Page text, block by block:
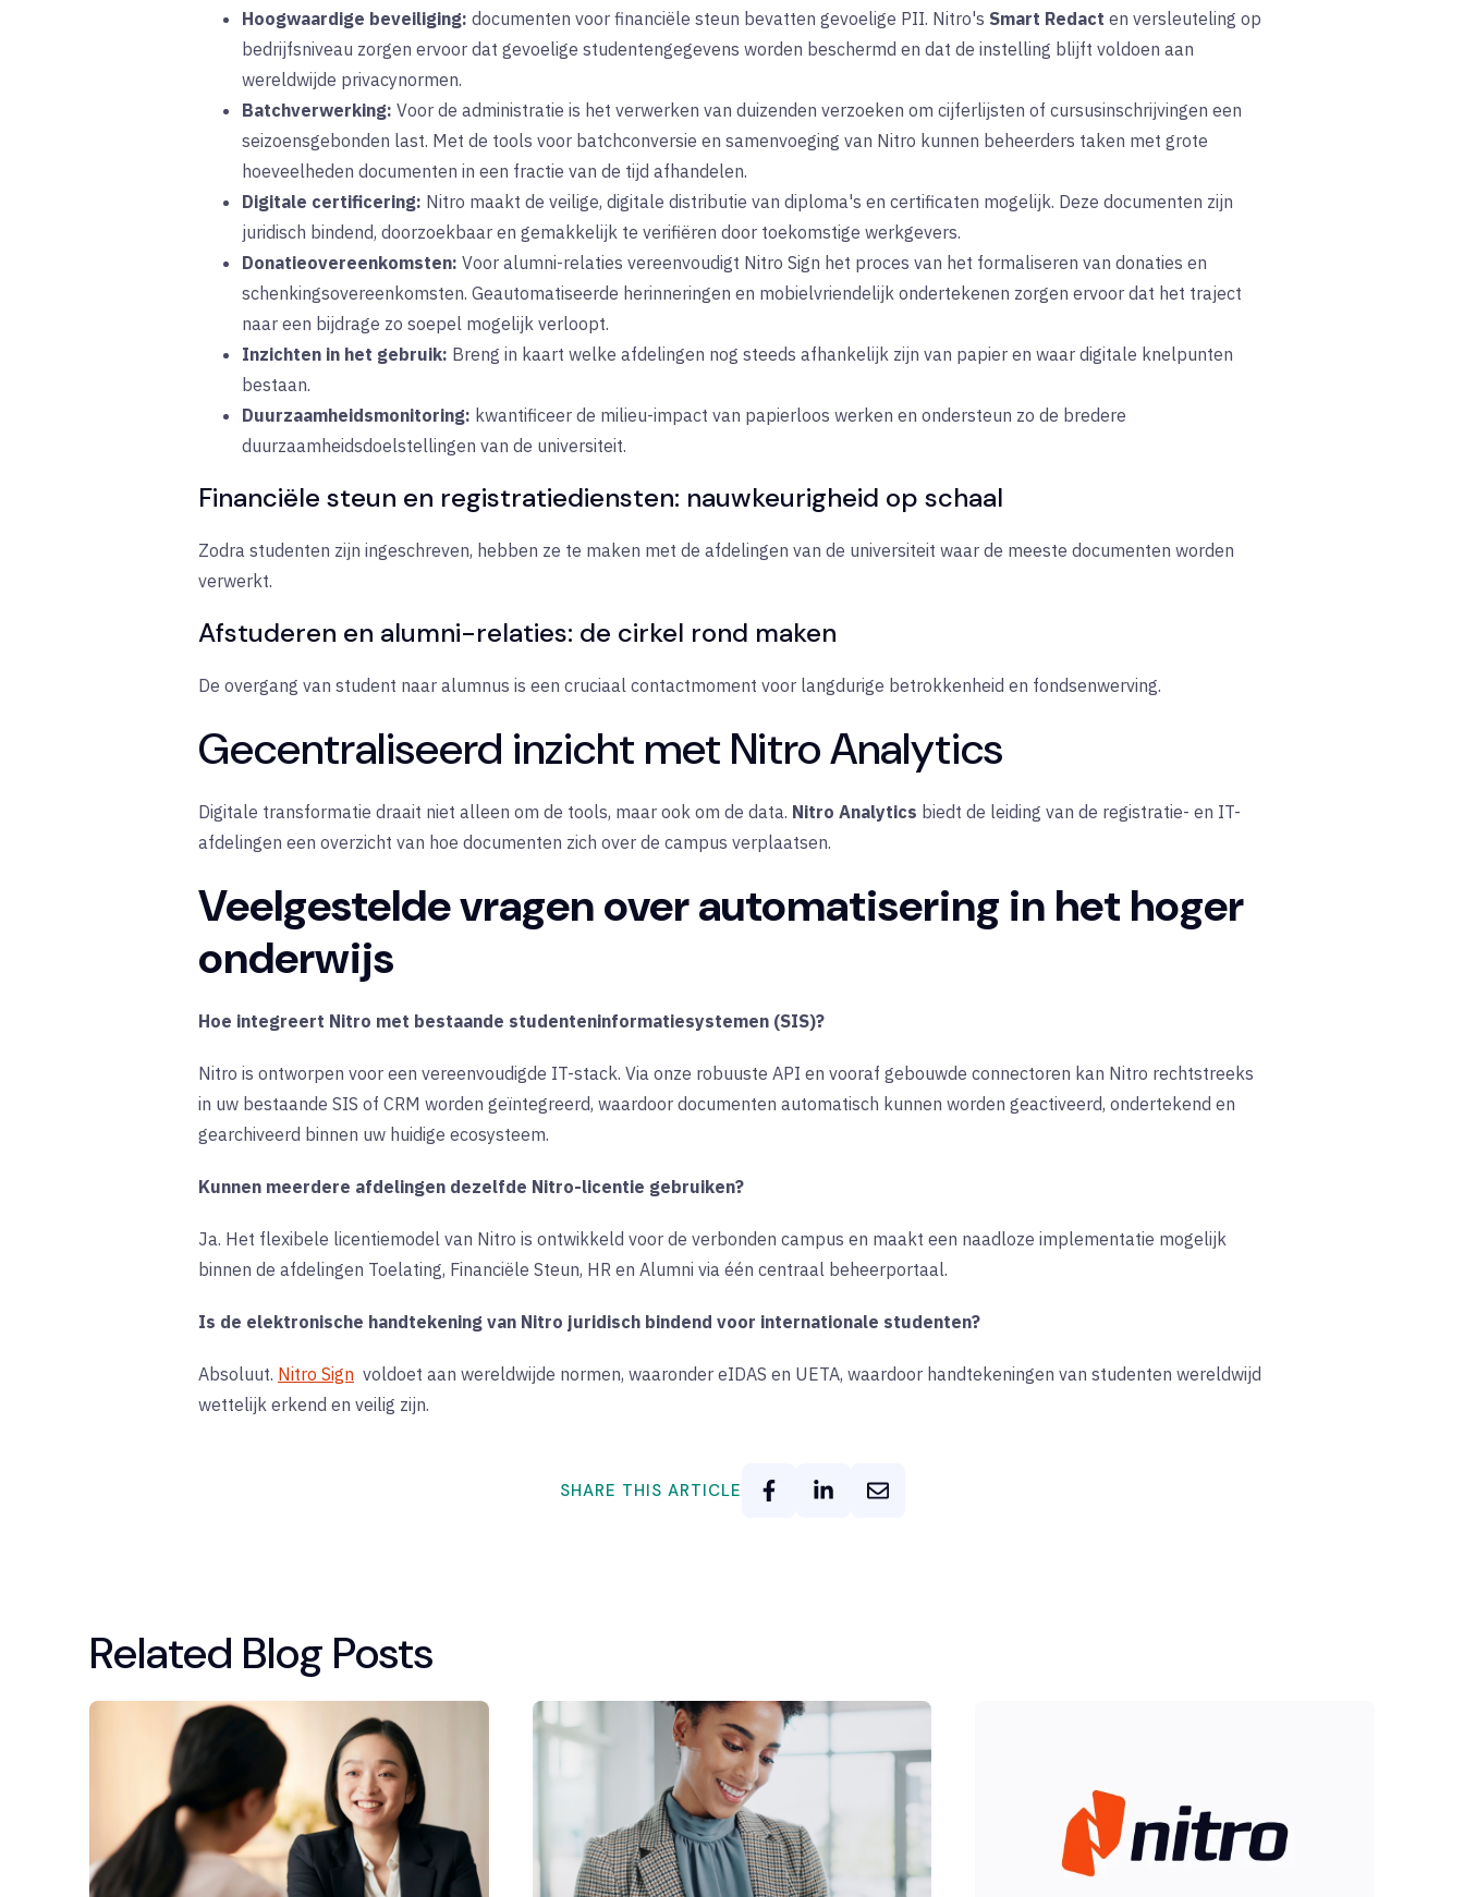
Hoogwaardige beveiliging: documenten voor financiële steun bevatten gevoelige PII. Nitro's Smart Redact en versleuteling op
bedrijfsniveau zorgen ervoor dat gevoelige studentengegevens worden beschermd en dat de instelling blijft voldoen aan
wereldwijde privacynormen.
Batchverwerking: Voor de administratie is het verwerken van duizenden verzoeken om cijferlijsten of cursusinschrijvingen een
seizoensgebonden last. Met de tools voor batchconversie en samenvoeging van Nitro kunnen beheerders taken met grote
hoeveelheden documenten in een fractie van de tijd afhandelen.
Digitale certificering: Nitro maakt de veilige, digitale distributie van diploma's en certificaten mogelijk. Deze documenten zijn
juridisch bindend, doorzoekbaar en gemakkelijk te verifiëren door toekomstige werkgevers.
Donatieovereenkomsten: Voor alumni-relaties vereenvoudigt Nitro Sign het proces van het formaliseren van donaties en
schenkingsovereenkomsten. Geautomatiseerde herinneringen en mobielvriendelijk ondertekenen zorgen ervoor dat het traject
naar een bijdrage zo soepel mogelijk verloopt.
Inzichten in het gebruik: Breng in kaart welke afdelingen nog steeds afhankelijk zijn van papier en waar digitale knelpunten
bestaan.
Duurzaamheidsmonitoring: kwantificeer de milieu-impact van papierloos werken en ondersteun zo de bredere
duurzaamheidsdoelstellingen van de universiteit.
Financiële steun en registratiediensten: nauwkeurigheid op schaal
Zodra studenten zijn ingeschreven, hebben ze te maken met de afdelingen van de universiteit waar de meeste documenten worden
verwerkt.
Afstuderen en alumni-relaties: de cirkel rond maken
De overgang van student naar alumnus is een cruciaal contactmoment voor langdurige betrokkenheid en fondsenwerving.
Gecentraliseerd inzicht met Nitro Analytics
Digitale transformatie draait niet alleen om de tools, maar ook om de data. Nitro Analytics biedt de leiding van de registratie- en IT-
afdelingen een overzicht van hoe documenten zich over de campus verplaatsen.
Veelgestelde vragen over automatisering in het hoger
onderwijs
Hoe integreert Nitro met bestaande studenteninformatiesystemen (SIS)?
Nitro is ontworpen voor een vereenvoudigde IT-stack. Via onze robuuste API en vooraf gebouwde connectoren kan Nitro rechtstreeks
in uw bestaande SIS of CRM worden geïntegreerd, waardoor documenten automatisch kunnen worden geactiveerd, ondertekend en
gearchiveerd binnen uw huidige ecosysteem.
Kunnen meerdere afdelingen dezelfde Nitro-licentie gebruiken?
Ja. Het flexibele licentiemodel van Nitro is ontwikkeld voor de verbonden campus en maakt een naadloze implementatie mogelijk
binnen de afdelingen Toelating, Financiële Steun, HR en Alumni via één centraal beheerportaal.
Is de elektronische handtekening van Nitro juridisch bindend voor internationale studenten?
Absoluut. Nitro Sign voldoet aan wereldwijde normen, waaronder eIDAS en UETA, waardoor handtekeningen van studenten wereldwijd
wettelijk erkend en veilig zijn.
SHARE THIS ARTICLE
Related Blog Posts